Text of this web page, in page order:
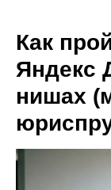
Как
Яндекс
нишах